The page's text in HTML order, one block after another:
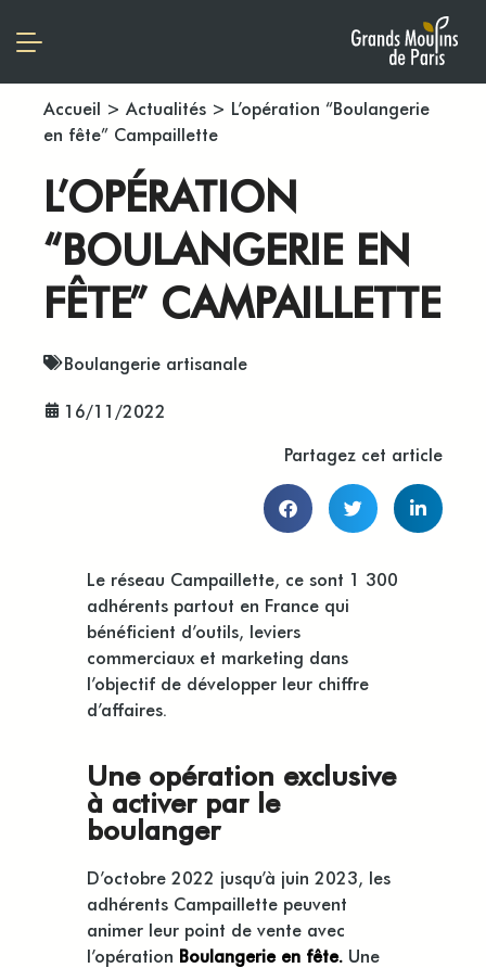
Accueil > Actualités > L’opération “Boulangerie
en fête” Campaillette
L’OPÉRATION
“BOULANGERIE EN
FÊTE” CAMPAILLETTE
Boulangerie artisanale
16/11/2022
Partagez cet article
Le réseau Campaillette, ce sont 1 300
adhérents partout en France qui
bénéficient d’outils, leviers
commerciaux et marketing dans
l’objectif de développer leur chiffre
d’affaires.
Une opération exclusive
à activer par le
boulanger
D’octobre 2022 jusqu’à juin 2023, les
adhérents Campaillette peuvent
animer leur point de vente avec
l’opération Boulangerie en fête. Une